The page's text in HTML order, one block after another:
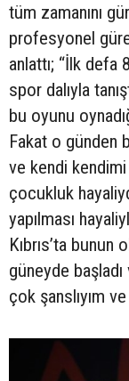
tüm zamanını
profesyonel
anlattı; “İlk defa
spor dalıyla
bu oyunu
Fakat o günden
ve kendi
çocukluk
yapılması
Kıbrıs’ta bunun
güneyde
çok şanslıyım